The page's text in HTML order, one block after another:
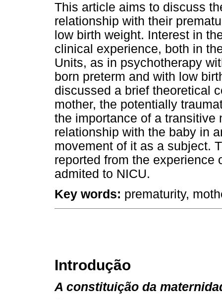
This article aims to discuss
relationship with their
low birth weight. Interest in
clinical experience, both in
Units, as in psychotherapy
born preterm and with low
discussed a brief theoretical
mother, the potentially
the importance of a transitive
relationship with the baby in
movement of it as a subject.
reported from the experience
admited to NICU.
Key words: prematurity,
Introdução
A constituição da